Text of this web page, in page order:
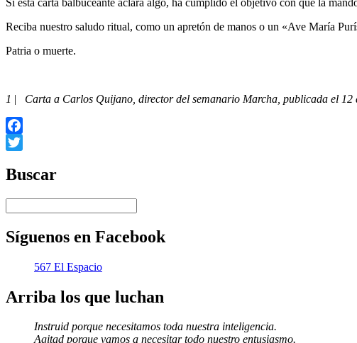
Si esta carta balbuceante aclara algo, ha cumplido el objetivo con que la
Reciba nuestro saludo ritual, como un apretón de manos o un «Ave María
Patria o muerte.
1 | Carta a Carlos Quijano, director del semanario Marcha, publicada el 12
Facebook
Buscar
Síguenos en Facebook
567 El Espacio
Arriba los que luchan
Instruid porque necesitamos toda nuestra inteligencia.
Agitad porque vamos a necesitar todo nuestro entusiasmo.